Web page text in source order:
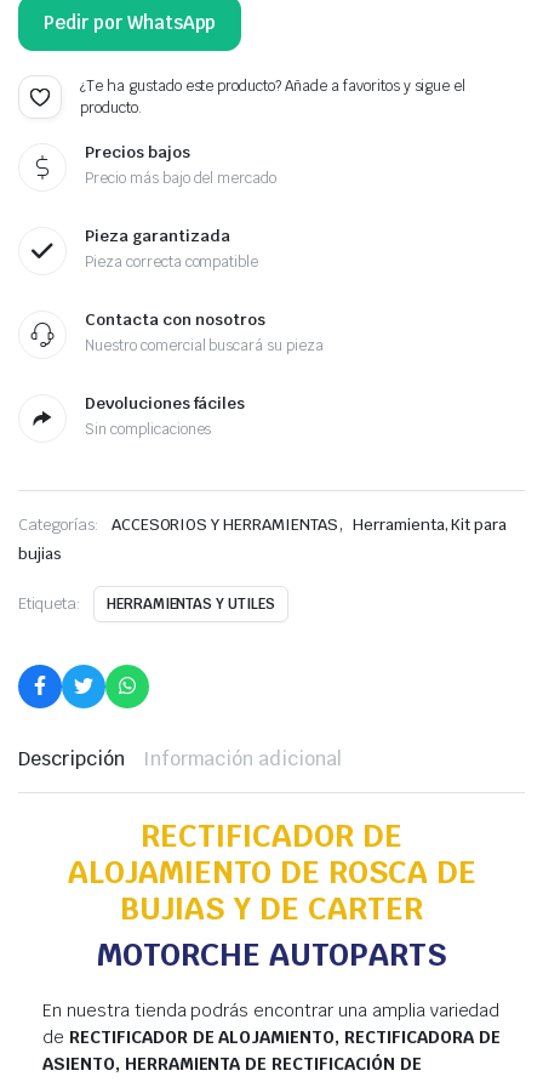
Pedir por WhatsApp
¿Te ha gustado este producto? Añade a favoritos y sigue el
producto.
Precios bajos
Precio más bajo del mercado
Pieza garantizada
Pieza correcta compatible
Contacta con nosotros
Nuestro comercial buscará su pieza
Devoluciones fáciles
Sin complicaciones
Categorías: ACCESORIOS Y HERRAMIENTAS, Herramienta, Kit para
bujias
Etiqueta: HERRAMIENTAS Y UTILES
Descripción Información adicional
RECTIFICADOR DE
ALOJAMIENTO DE ROSCA DE
BUJIAS Y DE CARTER
MOTORCHE AUTOPARTS
En nuestra tienda podrás encontrar una amplia variedad
de RECTIFICADOR DE ALOJAMIENTO, RECTIFICADORA DE
ASIENTO, HERRAMIENTA DE RECTIFICACIÓN DE